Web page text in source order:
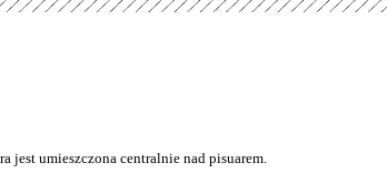
jest umieszczona centralnie nad pisuarem.